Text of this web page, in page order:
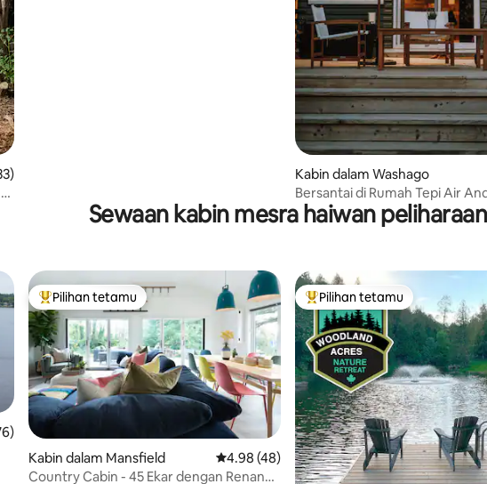
purata 4.95 daripada 5, 133 ulasan Kabin dalam Washago
Bersantai di Rumah Tepi Air
@thecottagelivingco
Sewaan kabin mesra haiwan peliharaan
purata 4.89 daripada 5, 76 ulasan
Pilihan utama tetamu
Pilihan tetamu
Kabin dalam Mansfield Penarafan purata 4.98 daripada 5, 48 ulasan
4.98 (48)
Country Cabin - 45 Ekar dengan Renang
Pilihan utama tetamu
Pilihan tetamu